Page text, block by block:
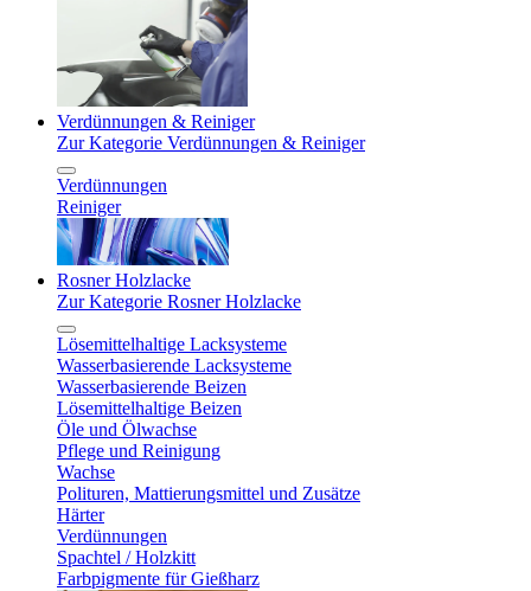
Verdünnungen & Reiniger
Zur Kategorie Verdünnungen & Reiniger
Verdünnungen
Reiniger
Rosner Holzlacke
Zur Kategorie Rosner Holzlacke
Lösemittelhaltige Lacksysteme
Wasserbasierende Lacksysteme
Wasserbasierende Beizen
Lösemittelhaltige Beizen
Öle und Ölwachse
Pflege und Reinigung
Wachse
Polituren, Mattierungsmittel und Zusätze
Härter
Verdünnungen
Spachtel / Holzkitt
Farbpigmente für Gießharz